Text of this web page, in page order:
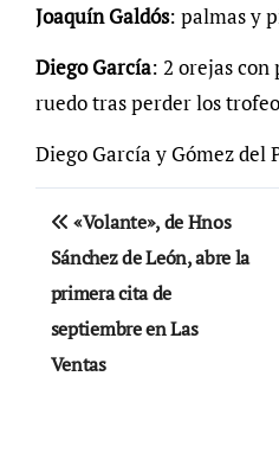
Joaquín Galdós: palmas y
Diego García: 2 orejas
ruedo tras perder los
Diego García y Gómez del
Navegación
de
entradas
«Volante», de Hnos
Sánchez de León, abre la
primera cita de
septiembre en Las
Ventas